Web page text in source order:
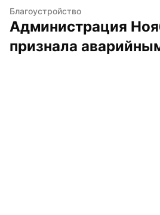
Благоустройство
Администрация
признала